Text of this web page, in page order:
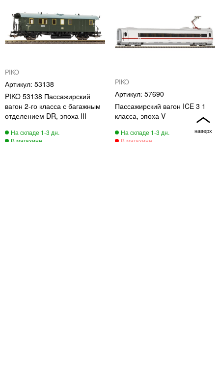
PIKO
53138
PIKO 53138 Пассажирский
вагон 2-го класса с багажным
отделением DR, эпоха III
PIKO
57690
Пассажирский вагон ICE 3 1
класса, эпоха V